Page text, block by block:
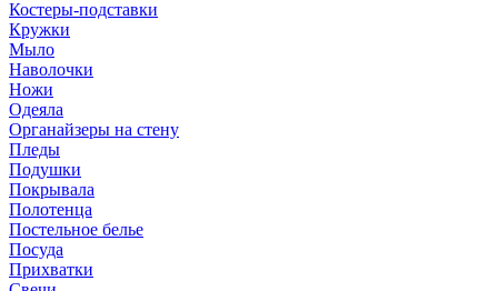
Костеры-подставки
Кружки
Мыло
Наволочки
Ножи
Одеяла
Органайзеры на стену
Пледы
Подушки
Покрывала
Полотенца
Постельное белье
Посуда
Прихватки